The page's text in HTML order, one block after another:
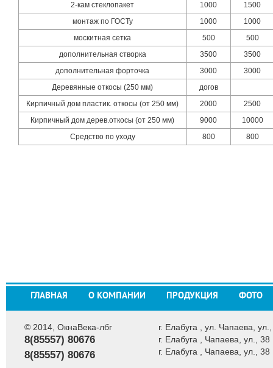
2-кам стеклопакет 1000
1500
монтаж по ГОСТу
1000
1000
москитная сетка
500
500
дополнительная створка
3500
3500
дополнительная форточка
3000
3000
Деревянные откосы (250 мм)
догов
Кирпичный дом пластик. откосы (от 250 мм)
2000
2500
Кирпичный дом дерев.откосы (от 250 мм)
9000
10000
Средство по уходу
800 800
ГЛАВНАЯ О КОМПАНИИ ПРОДУКЦИЯ ФОТО
© 2014, ОкнаВека-лбг
8(85557) 80676
8(85557) 80676
г. Елабуга , ул. Чапаева,
г. Елабуга , Чапаева, ул., 38
г. Елабуга , Чапаева, ул., 38